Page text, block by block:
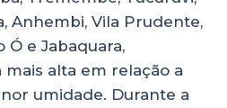
Anhembi, Vila Prudente,
Ó e Jabaquara,
alta em relação a
umidade. Durante a